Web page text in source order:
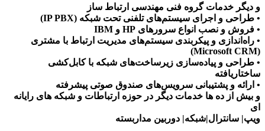
و دیگر خدمات گروه فنی مهندسی ارتباط ساز
• طراحی و اجرای سیستم‌های تلفنی تحت شبکه (IP PBX)
• فروش و نصب انواع سرورهای HP و IBM
• راه‌اندازی و پیکربندی سیستم‌های مدیریت ارتباط با مشتری
(Microsoft CRM)
• طراحی و پیاده‌سازی زیرساخت‌های شبکه با کابل‌کشی
ساختاریافته
• ارائه و پشتیبانی سرویس‌های صندوق صوتی پیشرفته
و بیش از ده ها خدمات دیگر در حوزه ارتباطات و شبکه های رایانه
ای
ویپ| سانترال|شبکه| دوربین مداربسته